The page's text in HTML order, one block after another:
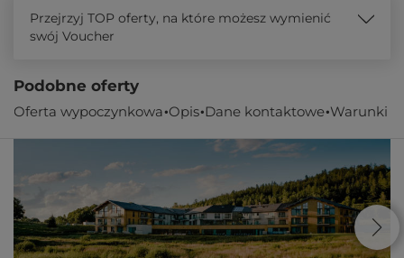
Oferta wypoczynkowa Opis Dane kontaktowe Warunki
Przejrzyj TOP oferty, na które możesz wymienić
swój Voucher
Podobne oferty